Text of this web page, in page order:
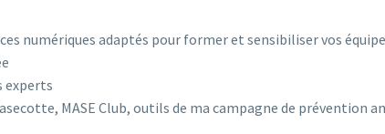
numériques adaptés pour former et sensibiliser vos
experts
MASE Club, outils de ma campagne de prévention